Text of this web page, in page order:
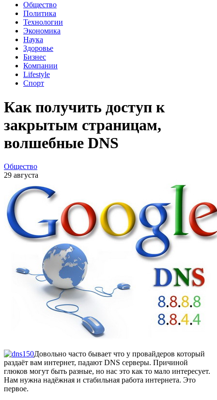
Общество
Политика
Технологии
Экономика
Наука
Здоровье
Бизнес
Компании
Lifestyle
Спорт
Как получить доступ к
закрытым страницам,
волшебные DNS
Общество
29 августа
Довольно часто бывает что у провайдеров который
раздаёт вам интернет, падают DNS серверы. Причиной
глюков могут быть разные, но нас это как то мало интересует.
Нам нужна надёжная и стабильная работа интернета. Это
первое.